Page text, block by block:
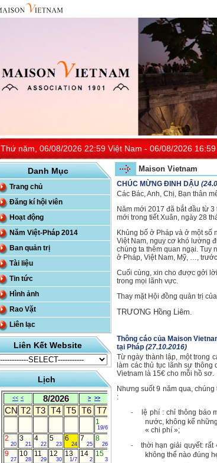
Thứ năm, 06/08/2026 22:59 Việt Nam - 06/08/2026
Danh Mục
Trang chủ
Đăng kí hội viên
Hoạt động
Năm Việt-Pháp 2014
Ban quản trị
Tài liệu
Tin tức
Hình ảnh
Rao Vặt
Liên lạc
Liên Kết Website
Lịch
<< < 8/2026 > >>
CN T2 T3 T4 T5 T6 T7
1
19/6
2
20
3
21
4
22
5
23
6
24
7
25
8
26
9
27
10
28
11
29
12
30
13
1/7
14
2
15
3
Maison Vietnam
CHÚC MỪNG ĐINH DẬU
Các Bác, Anh, Chị, Bạn thân
Năm mới 2017 đã bắt đầu từ
mới trong tiết Xuân, ngày 28
Khủng bố ở Pháp và ở một số
Việt Nam, nguy cơ khó lường
chúng ta thêm quan ngại. Tuy
ở Pháp, Việt Nam, Mỹ, …,
Cuối cùng, xin cho được gởi
trong mọi lãnh vực.
Thay mặt Hội đồng quản trị
TRƯƠNG Hồng Liêm.
Thông cáo của Maison
tại Pháp (27.10.2016)
Từ ngày thành lập, một trong
làm các thủ tục lãnh sự
Vietnam là 15€ cho mỗi hồ sơ.
Nhưng suốt 9 năm qua,
:
-
lệ phí : chỉ thông báo
nước, không kể
« chi phí »;
-
thời hạn giải quyết: rất
không thể nào đúng